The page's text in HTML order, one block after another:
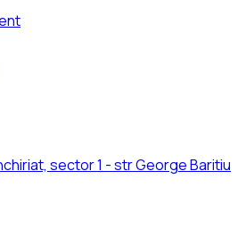
sector 1 - str George Baritiu